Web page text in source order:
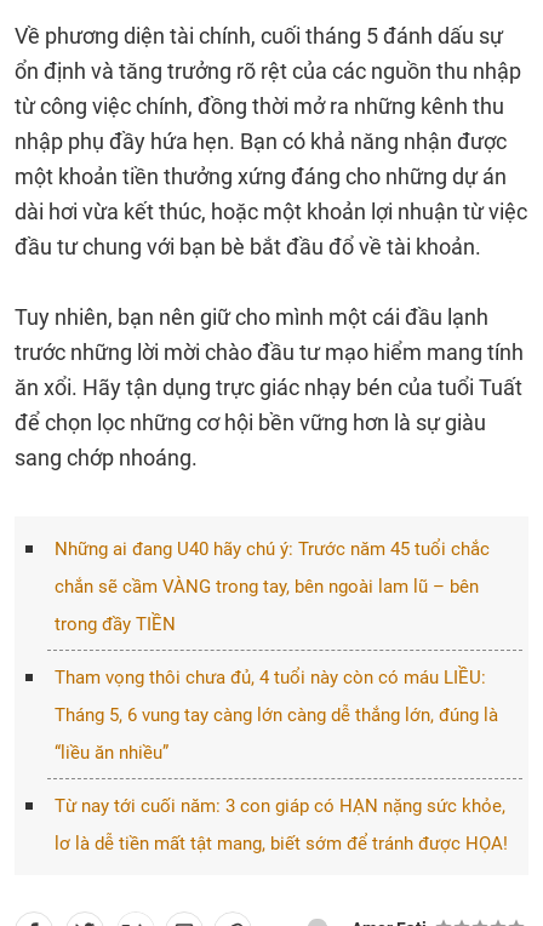
Về phương diện tài chính, cuối tháng 5 đánh dấu sự
ổn định và tăng trưởng rõ rệt của các nguồn thu nhập
từ công việc chính, đồng thời mở ra những kênh thu
nhập phụ đầy hứa hẹn. Bạn có khả năng nhận được
một khoản tiền thưởng xứng đáng cho những dự án
dài hơi vừa kết thúc, hoặc một khoản lợi nhuận từ việc
đầu tư chung với bạn bè bắt đầu đổ về tài khoản.
Tuy nhiên, bạn nên giữ cho mình một cái đầu lạnh
trước những lời mời chào đầu tư mạo hiểm mang tính
ăn xổi. Hãy tận dụng trực giác nhạy bén của tuổi Tuất
để chọn lọc những cơ hội bền vững hơn là sự giàu
sang chớp nhoáng.
Những ai đang U40 hãy chú ý: Trước năm 45 tuổi chắc
chắn sẽ cầm VÀNG trong tay, bên ngoài lam lũ – bên
trong đầy TIỀN
Tham vọng thôi chưa đủ, 4 tuổi này còn có máu LIỀU:
Tháng 5, 6 vung tay càng lớn càng dễ thắng lớn, đúng là
“liều ăn nhiều”
Từ nay tới cuối năm: 3 con giáp có HẠN nặng sức khỏe,
lơ là dễ tiền mất tật mang, biết sớm để tránh được HỌA!